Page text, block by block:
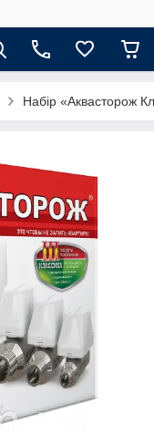
Набір «Аквасторож